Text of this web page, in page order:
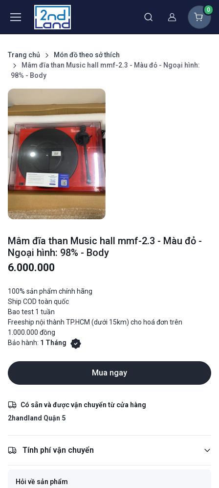
Thành viên
0
Trang chủ
Món đồ theo sở thích
Mâm đĩa than Music hall mmf-2.3 - Màu đỏ - Ngoại hình:
98% - Body
Mâm đĩa than Music hall mmf-2.3 - Màu đỏ -
Ngoại hình: 98% - Body
6.000.000
100% sản phẩm chính hãng
Ship COD toàn quốc
Bao test 1 tuần
Freeship nội thành TP.HCM (dưới 15km) cho hoá đơn trên
1.000.000 đồng
Bảo hành: 1 Tháng
Mua ngay
Có sẵn và được vận chuyển từ cửa hàng
2handland Quận 5
Tính phí vận chuyển
Hỏi về sản phẩm